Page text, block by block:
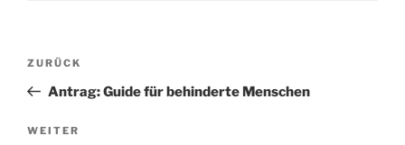
Beitragsnavigation
Vorheriger
Beitrag
ZURÜCK
Antrag: Guide für behinderte Menschen
Nächster
WEITER